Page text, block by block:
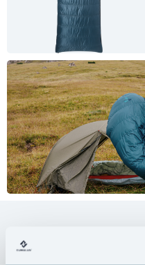
Rect 500 to śpiwór